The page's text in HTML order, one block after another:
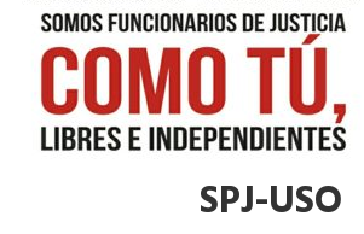
SPJ-USO